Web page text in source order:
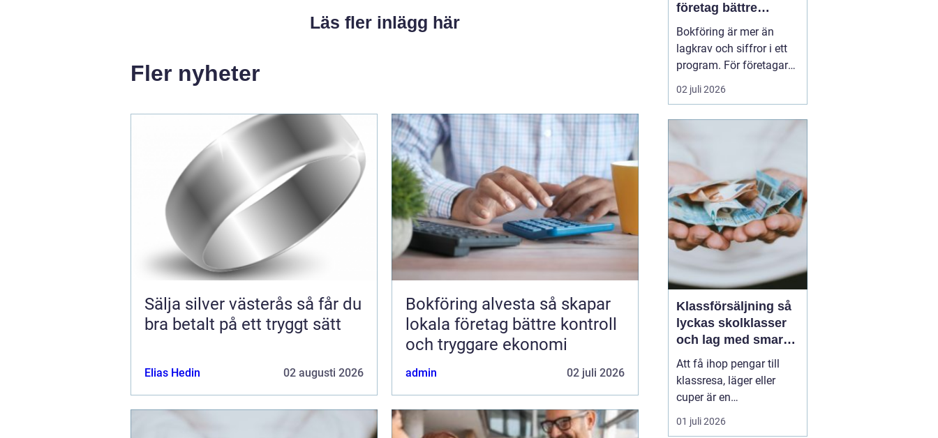
Läs fler inlägg här
Fler nyheter
Sälja silver västerås så får du
bra betalt på ett tryggt sätt
Elias Hedin 02 augusti 2026
Bokföring alvesta så skapar
lokala företag bättre kontroll
och tryggare ekonomi
admin 02 juli 2026
företag bättre
kontroll och
tryggare ekonomi
Bokföring är mer än
lagkrav och siffror i ett
program. För företagare i
Alvesta handlar det om
vardaglig trygghet, bättre
korrekta, uppdaterade
och begripliga blir det
enklare att växa, ...
02 juli 2026
Klassförsäljning så
lyckas skolklasser
och lag med smarta
säljprojekt
Att få ihop pengar till
klassresa, läger eller
cuper är en
återkommande
utmaning för många
01 juli 2026